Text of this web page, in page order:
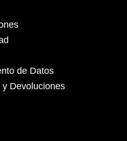
de Datos
Devoluciones